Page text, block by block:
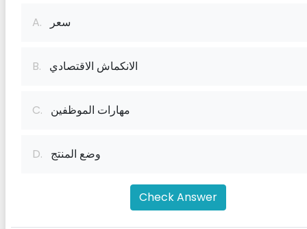
A. سعر
B. الانكماش الاقتصادي
C. مهارات الموظفين
D. وضع المنتج
Check Answer